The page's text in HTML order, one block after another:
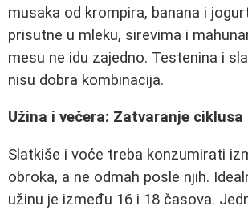
musaka od krompira, banana i
prisutne u mleku, sirevima i
mesu ne idu zajedno. Testenina i
nisu dobra kombinacija.
Užina i večera: Zatvaranje ciklusa
Slatkiše i voće treba konzumirati
obroka, a ne odmah posle njih.
užinu je između 16 i 18 časova.